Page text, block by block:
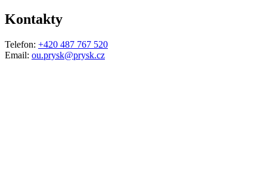
Kontakty
Telefon: +420 487 767 520
Email: ou.prysk@prysk.cz